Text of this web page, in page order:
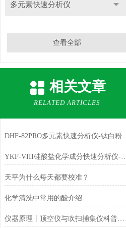
多元素快速分析仪
查看全部
相关文章
RELATED ARTICLES
DHF-82PRO多元素快速分析仪
YKF-VIII硅酸盐化学成分快速分析仪-铁
天平为什么每天都要校准？
化学清洗中常用的酸介绍
仪器原理丨顶空仪与吹扫捕集仪科普小知识